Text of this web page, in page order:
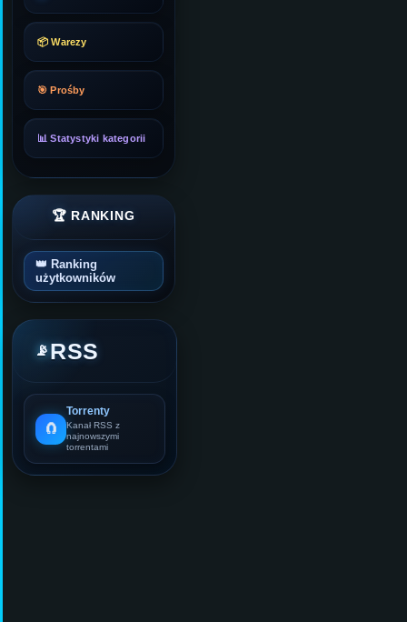
📦 Warezy
🎯 Prośby
📊 Statystyki kategorii
🏆 RANKING
👑 Ranking
użytkowników
📡RSS
🧲
Torrenty
Kanał RSS z
najnowszymi
torrentami